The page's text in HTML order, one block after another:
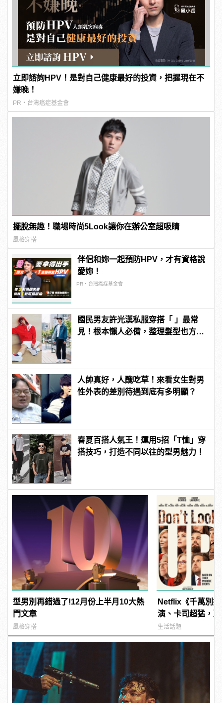
立即諮詢HPV！是對自己健康最好的投資，把握現在不
嫌晚！
PR・台灣癌症基金會
擺脫無趣！職場時尚5Look讓你在辦公室超吸睛
風格穿搭
伴侶和妳一起預防HPV，才有資格說
愛妳！
PR・台灣癌症基金會
國民男友許光漢私服穿搭「 」最常
見！根本懶人必備，整理髮型也方便
人帥真好，人醜吃草！來看女生對男
性外表的差別待遇到底有多明顯？
春夏百搭人氣王！運用5招「T恤」穿
搭技巧，打造不同以往的型男魅力！
型男別再錯過了!12月份上半月10大熱
門文章
風格穿搭
Netflix《千萬別
演、卡司超猛，
曲？ |
生活話題